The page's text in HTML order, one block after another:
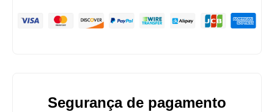
Segurança de pagamento